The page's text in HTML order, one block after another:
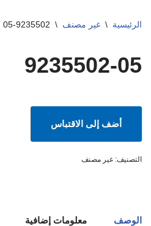
الرئيسية \ غير مصنف \
9235502-05
9235502-05
أضف إلى الاقتباس
التصنيف: غير مصنف
الوصف معلومات إضافية